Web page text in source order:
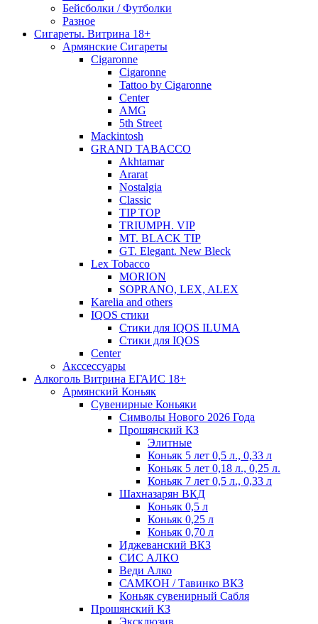
Бейсболки / Футболки
Разное
Сигареты. Витрина 18+
Армянские Сигареты
Cigaronne
Cigaronne
Tattoo by Cigaronne
Center
AMG
5th Street
Mackintosh
GRAND TABACCO
Akhtamar
Ararat
Nostalgia
Classic
TIP TOP
TRIUMPH. VIP
MT. BLACK TIP
GT. Elegant. New Bleck
Lex Tobacco
MORION
SOPRANO, LEX, ALEX
Karelia and others
IQOS стики
Стики для IQOS ILUMA
Стики для IQOS
Сenter
Акссессуары
Алкоголь Витрина ЕГАИС 18+
Армянский Коньяк
Сувенирные Коньяки
Символы Нового 2026 Года
Прошянский КЗ
Элитные
Коньяк 5 лет 0,5 л., 0,33 л
Коньяк 5 лет 0,18 л., 0,25 л.
Коньяк 7 лет 0,5 л., 0,33 л
Шахназарян ВКД
Коньяк 0,5 л
Коньяк 0,25 л
Коньяк 0,70 л
Иджеванский ВКЗ
СИС АЛКО
Веди Алко
САМКОН / Тавинко ВКЗ
Коньяк сувенирный Сабля
Прошянский КЗ
Эксклюзив